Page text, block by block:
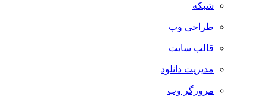
شبکه
طراحی وب
قالب سایت
مدیریت دانلود
مرورگر وب